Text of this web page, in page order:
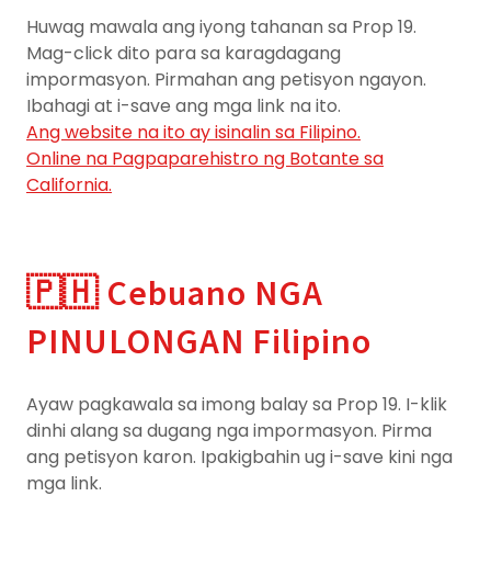
Huwag mawala ang iyong tahanan sa Prop 19.
Mag-click dito para sa karagdagang
impormasyon. Pirmahan ang petisyon ngayon.
Ibahagi at i-save ang mga link na ito.
Ang website na ito ay isinalin sa Filipino.
Online na Pagpaparehistro ng Botante sa
California.
🇵🇭 Cebuano NGA
PINULONGAN Filipino
Ayaw pagkawala sa imong balay sa Prop 19. I-klik
dinhi alang sa dugang nga impormasyon. Pirma
ang petisyon karon. Ipakigbahin ug i-save kini nga
mga link.